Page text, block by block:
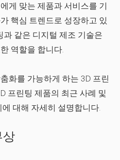
게 맞는 제품과 서비스를 기
핵심 트렌드로 성장하고 있
과 같은 디지털 제조 기술은
역할을 합니다.
화를 가능하게 하는 3D 프린
프린팅 제품의 최근 사례 및
대해 자세히 설명합니다.
상